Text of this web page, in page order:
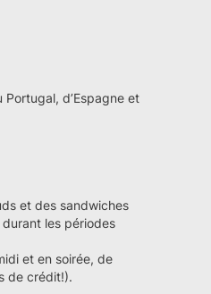
d’Espagne et
et des sandwiches
les périodes
et en soirée, de
de crédit!).